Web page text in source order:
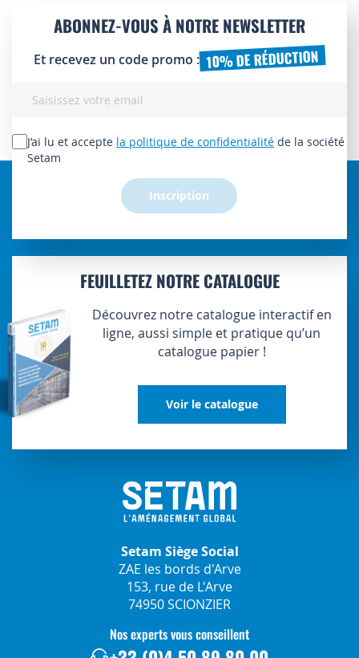
ABONNEZ-VOUS À NOTRE NEWSLETTER
Et recevez un code promo : 10% DE RÉDUCTION
lettre
d’information
J’ai lu et accepte la politique de confidentialité de la société
Setam
Inscription
FEUILLETEZ NOTRE CATALOGUE
Découvrez notre catalogue interactif en
ligne, aussi simple et pratique qu’un
catalogue papier !
Voir le catalogue
Setam Siège Social
ZAE les bords d'Arve
153, rue de L'Arve
74950 SCIONZIER
Nos experts vous conseillent